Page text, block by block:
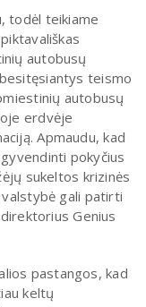
todėl teikiame
autobusų
teismo
autobusų
erdvėje
Apmaudu, kad
pokyčius
sukeltos krizinės
gali patirti
Genius
pastangos, kad
keltų